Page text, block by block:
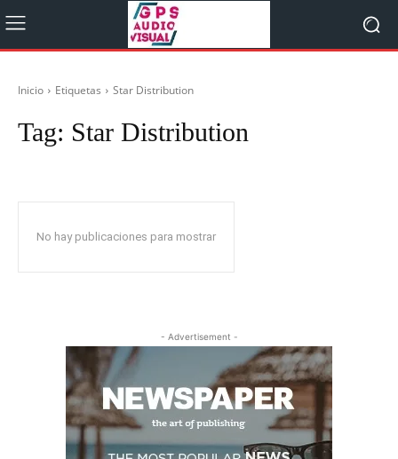
Inicio Etiquetas Star Distribution
Tag: Star Distribution
No hay publicaciones para mostrar
- Advertisement -